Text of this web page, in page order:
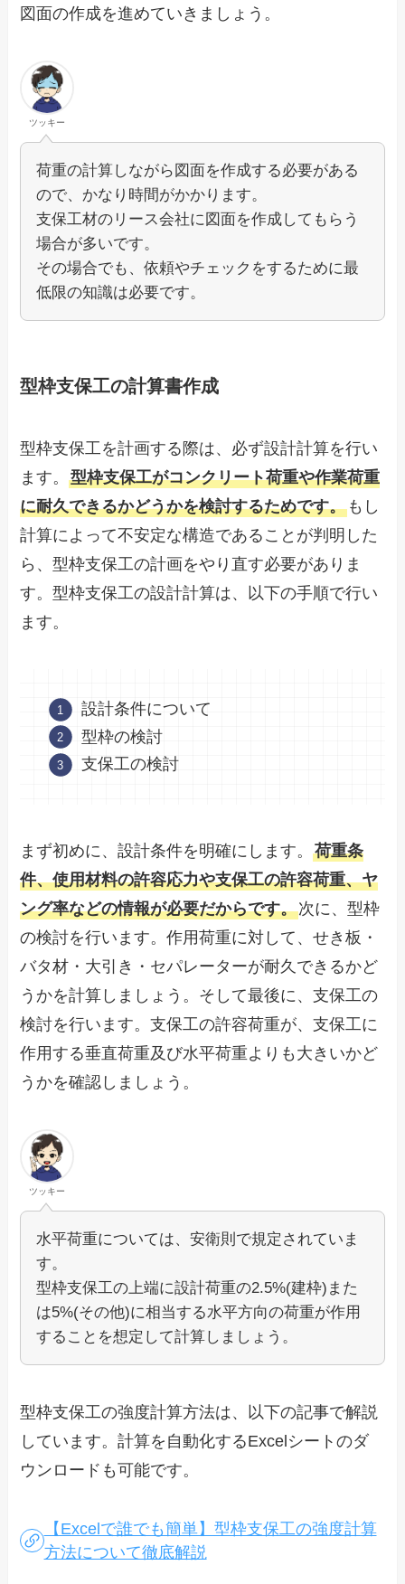
図面の作成を進めていきましょう。
ツッキー
荷重の計算しながら図面を作成する必要がある
ので、かなり時間がかかります。
支保工材のリース会社に図面を作成してもらう
場合が多いです。
その場合でも、依頼やチェックをするために最
低限の知識は必要です。
型枠支保工の計算書作成
型枠支保工を計画する際は、必ず設計計算を行い
ます。型枠支保工がコンクリート荷重や作業荷重
に耐久できるかどうかを検討するためです。 もし
計算によって不安定な構造であることが判明した
ら、型枠支保工の計画をやり直す必要がありま
す。型枠支保工の設計計算は、以下の手順で行い
ます。
設計条件について
型枠の検討
支保工の検討
まず初めに、設計条件を明確にします。荷重条
件、使用材料の許容応力や支保工の許容荷重、ヤ
ング率などの情報が必要だからです。次に、型枠
の検討を行います。作用荷重に対して、せき板・
バタ材・大引き・セパレーターが耐久できるかど
うかを計算しましょう。そして最後に、支保工の
検討を行います。支保工の許容荷重が、支保工に
作用する垂直荷重及び水平荷重よりも大きいかど
うかを確認しましょう。
ツッキー
水平荷重については、安衛則で規定されていま
す。
型枠支保工の上端に設計荷重の2.5%(建枠)また
は5%(その他)に相当する水平方向の荷重が作用
することを想定して計算しましょう。
型枠支保工の強度計算方法は、以下の記事で解説
しています。計算を自動化するExcelシートのダ
ウンロードも可能です。
【Excelで誰でも簡単】型枠支保工の強度計算
方法について徹底解説